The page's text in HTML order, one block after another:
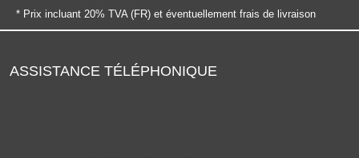
* Prix incluant 20% TVA (FR) et éventuellement frais de livraison
ASSISTANCE TÉLÉPHONIQUE